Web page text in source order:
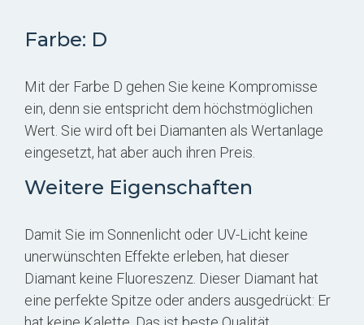
Farbe: D
Mit der Farbe D gehen Sie keine Kompromisse
ein, denn sie entspricht dem höchstmöglichen
Wert. Sie wird oft bei Diamanten als Wertanlage
eingesetzt, hat aber auch ihren Preis.
Weitere Eigenschaften
Damit Sie im Sonnenlicht oder UV-Licht keine
unerwünschten Effekte erleben, hat dieser
Diamant keine Fluoreszenz. Dieser Diamant hat
eine perfekte Spitze oder anders ausgedrückt: Er